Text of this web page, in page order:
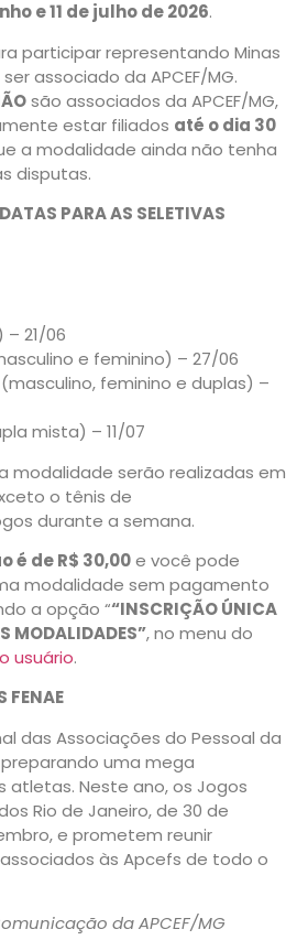
e 11 de julho de 2026.
participar representando Minas
associado da APCEF/MG.
são associados da APCEF/MG,
estar filiados até o dia 30
a modalidade ainda não tenha
disputas.
PARA AS SELETIVAS
21/06
e feminino) – 27/06
feminino e duplas) –
mista) – 11/07
modalidade serão realizadas em
o tênis de
durante a semana.
é de R$ 30,00e você pode
modalidade sem pagamento
a opção ““INSCRIÇÃO ÚNICA
MODALIDADES”, no menu do
usuário.
FENAE
das Associações do Pessoal da
uma mega
Neste ano, os Jogos
Rio de Janeiro, de 30 de
e prometem reunir
às Apcefs de todo o
da APCEF/MG